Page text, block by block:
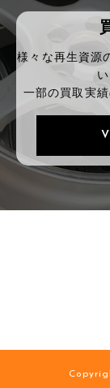
様々な再生資源
一部の買取実